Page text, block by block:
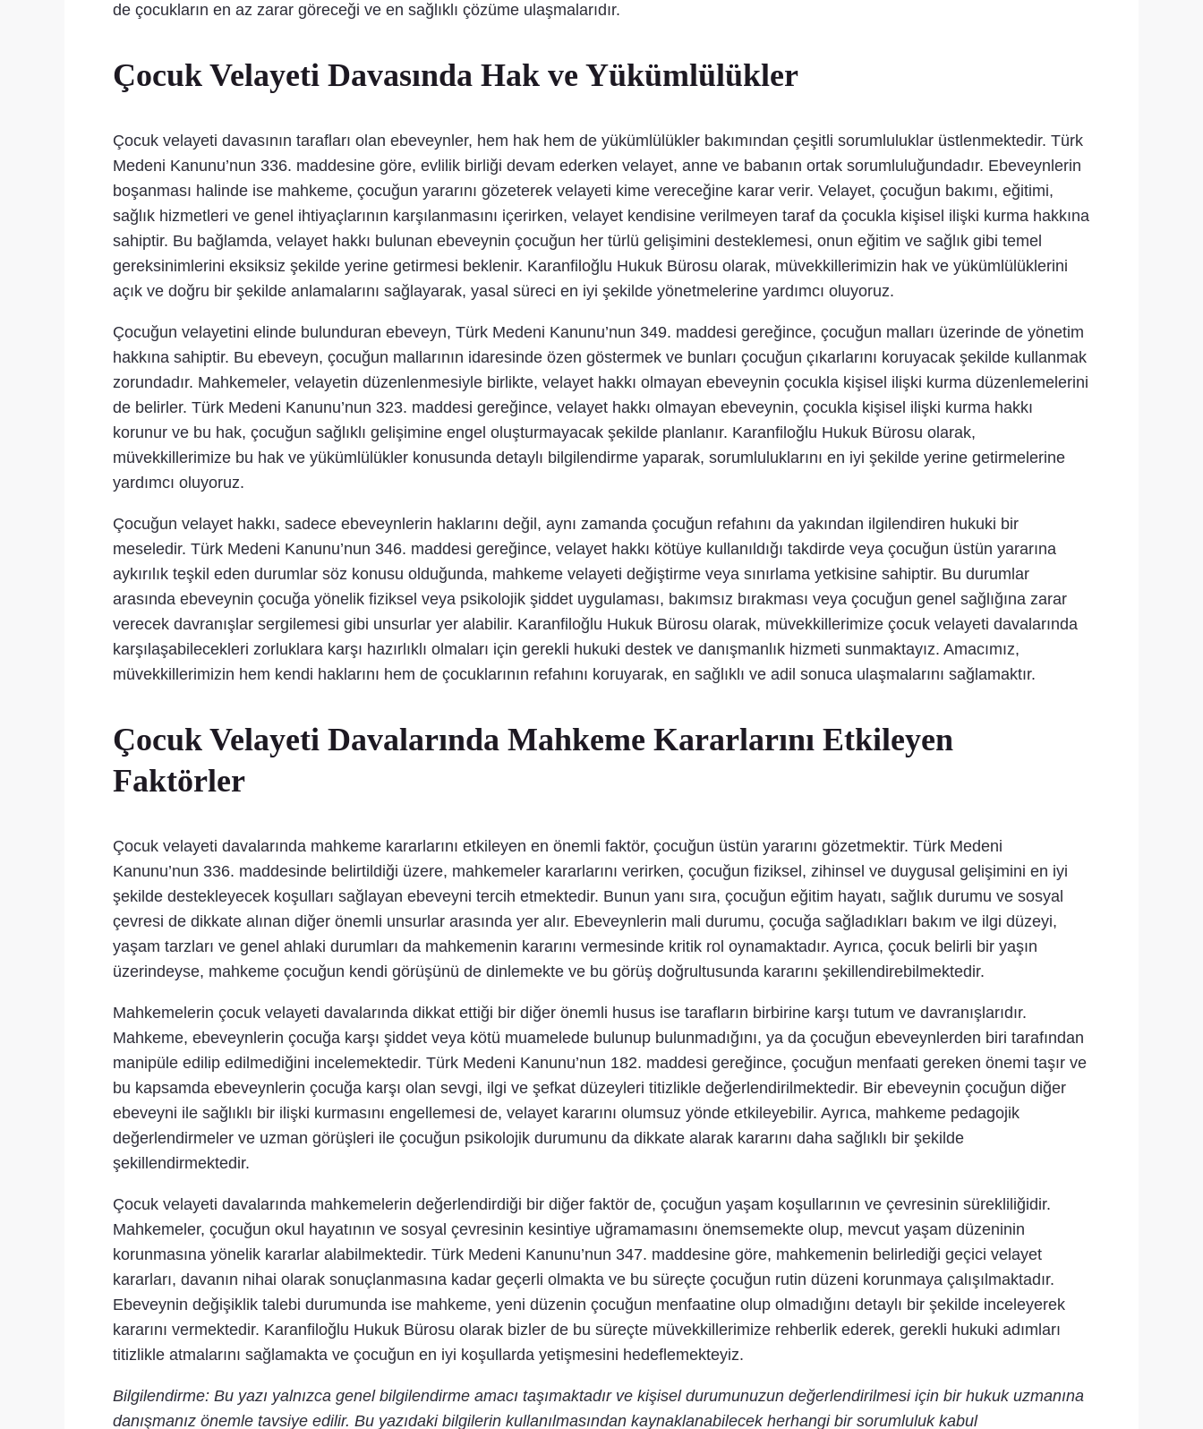
de çocukların en az zarar göreceği ve en sağlıklı çözüme ulaşmalarıdır.
Çocuk Velayeti Davasında Hak ve Yükümlülükler
Çocuk velayeti davasının tarafları olan ebeveynler, hem hak hem de yükümlülükler bakımından çeşitli sorumluluklar üstlenmektedir. Türk
Medeni Kanunu’nun 336. maddesine göre, evlilik birliği devam ederken velayet, anne ve babanın ortak sorumluluğundadır. Ebeveynlerin
boşanması halinde ise mahkeme, çocuğun yararını gözeterek velayeti kime vereceğine karar verir. Velayet, çocuğun bakımı, eğitimi,
sağlık hizmetleri ve genel ihtiyaçlarının karşılanmasını içerirken, velayet kendisine verilmeyen taraf da çocukla kişisel ilişki kurma hakkına
sahiptir. Bu bağlamda, velayet hakkı bulunan ebeveynin çocuğun her türlü gelişimini desteklemesi, onun eğitim ve sağlık gibi temel
gereksinimlerini eksiksiz şekilde yerine getirmesi beklenir. Karanfiloğlu Hukuk Bürosu olarak, müvekkillerimizin hak ve yükümlülüklerini
açık ve doğru bir şekilde anlamalarını sağlayarak, yasal süreci en iyi şekilde yönetmelerine yardımcı oluyoruz.
Çocuğun velayetini elinde bulunduran ebeveyn, Türk Medeni Kanunu’nun 349. maddesi gereğince, çocuğun malları üzerinde de yönetim
hakkına sahiptir. Bu ebeveyn, çocuğun mallarının idaresinde özen göstermek ve bunları çocuğun çıkarlarını koruyacak şekilde kullanmak
zorundadır. Mahkemeler, velayetin düzenlenmesiyle birlikte, velayet hakkı olmayan ebeveynin çocukla kişisel ilişki kurma düzenlemelerini
de belirler. Türk Medeni Kanunu’nun 323. maddesi gereğince, velayet hakkı olmayan ebeveynin, çocukla kişisel ilişki kurma hakkı
korunur ve bu hak, çocuğun sağlıklı gelişimine engel oluşturmayacak şekilde planlanır. Karanfiloğlu Hukuk Bürosu olarak,
müvekkillerimize bu hak ve yükümlülükler konusunda detaylı bilgilendirme yaparak, sorumluluklarını en iyi şekilde yerine getirmelerine
yardımcı oluyoruz.
Çocuğun velayet hakkı, sadece ebeveynlerin haklarını değil, aynı zamanda çocuğun refahını da yakından ilgilendiren hukuki bir
meseledir. Türk Medeni Kanunu’nun 346. maddesi gereğince, velayet hakkı kötüye kullanıldığı takdirde veya çocuğun üstün yararına
aykırılık teşkil eden durumlar söz konusu olduğunda, mahkeme velayeti değiştirme veya sınırlama yetkisine sahiptir. Bu durumlar
arasında ebeveynin çocuğa yönelik fiziksel veya psikolojik şiddet uygulaması, bakımsız bırakması veya çocuğun genel sağlığına zarar
verecek davranışlar sergilemesi gibi unsurlar yer alabilir. Karanfiloğlu Hukuk Bürosu olarak, müvekkillerimize çocuk velayeti davalarında
karşılaşabilecekleri zorluklara karşı hazırlıklı olmaları için gerekli hukuki destek ve danışmanlık hizmeti sunmaktayız. Amacımız,
müvekkillerimizin hem kendi haklarını hem de çocuklarının refahını koruyarak, en sağlıklı ve adil sonuca ulaşmalarını sağlamaktır.
Çocuk Velayeti Davalarında Mahkeme Kararlarını Etkileyen
Faktörler
Çocuk velayeti davalarında mahkeme kararlarını etkileyen en önemli faktör, çocuğun üstün yararını gözetmektir. Türk Medeni
Kanunu’nun 336. maddesinde belirtildiği üzere, mahkemeler kararlarını verirken, çocuğun fiziksel, zihinsel ve duygusal gelişimini en iyi
şekilde destekleyecek koşulları sağlayan ebeveyni tercih etmektedir. Bunun yanı sıra, çocuğun eğitim hayatı, sağlık durumu ve sosyal
çevresi de dikkate alınan diğer önemli unsurlar arasında yer alır. Ebeveynlerin mali durumu, çocuğa sağladıkları bakım ve ilgi düzeyi,
yaşam tarzları ve genel ahlaki durumları da mahkemenin kararını vermesinde kritik rol oynamaktadır. Ayrıca, çocuk belirli bir yaşın
üzerindeyse, mahkeme çocuğun kendi görüşünü de dinlemekte ve bu görüş doğrultusunda kararını şekillendirebilmektedir.
Mahkemelerin çocuk velayeti davalarında dikkat ettiği bir diğer önemli husus ise tarafların birbirine karşı tutum ve davranışlarıdır.
Mahkeme, ebeveynlerin çocuğa karşı şiddet veya kötü muamelede bulunup bulunmadığını, ya da çocuğun ebeveynlerden biri tarafından
manipüle edilip edilmediğini incelemektedir. Türk Medeni Kanunu’nun 182. maddesi gereğince, çocuğun menfaati gereken önemi taşır ve
bu kapsamda ebeveynlerin çocuğa karşı olan sevgi, ilgi ve şefkat düzeyleri titizlikle değerlendirilmektedir. Bir ebeveynin çocuğun diğer
ebeveyni ile sağlıklı bir ilişki kurmasını engellemesi de, velayet kararını olumsuz yönde etkileyebilir. Ayrıca, mahkeme pedagojik
değerlendirmeler ve uzman görüşleri ile çocuğun psikolojik durumunu da dikkate alarak kararını daha sağlıklı bir şekilde
şekillendirmektedir.
Çocuk velayeti davalarında mahkemelerin değerlendirdiği bir diğer faktör de, çocuğun yaşam koşullarının ve çevresinin sürekliliğidir.
Mahkemeler, çocuğun okul hayatının ve sosyal çevresinin kesintiye uğramamasını önemsemekte olup, mevcut yaşam düzeninin
korunmasına yönelik kararlar alabilmektedir. Türk Medeni Kanunu’nun 347. maddesine göre, mahkemenin belirlediği geçici velayet
kararları, davanın nihai olarak sonuçlanmasına kadar geçerli olmakta ve bu süreçte çocuğun rutin düzeni korunmaya çalışılmaktadır.
Ebeveynin değişiklik talebi durumunda ise mahkeme, yeni düzenin çocuğun menfaatine olup olmadığını detaylı bir şekilde inceleyerek
kararını vermektedir. Karanfiloğlu Hukuk Bürosu olarak bizler de bu süreçte müvekkillerimize rehberlik ederek, gerekli hukuki adımları
titizlikle atmalarını sağlamakta ve çocuğun en iyi koşullarda yetişmesini hedeflemekteyiz.
Bilgilendirme: Bu yazı yalnızca genel bilgilendirme amacı taşımaktadır ve kişisel durumunuzun değerlendirilmesi için bir hukuk uzmanına
danışmanız önemle tavsiye edilir. Bu yazıdaki bilgilerin kullanılmasından kaynaklanabilecek herhangi bir sorumluluk kabul